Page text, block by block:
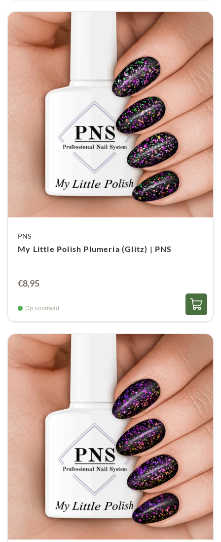
PNS
My Little Polish Plumeria (Glitz) | PNS
€8,95
Op voorraad